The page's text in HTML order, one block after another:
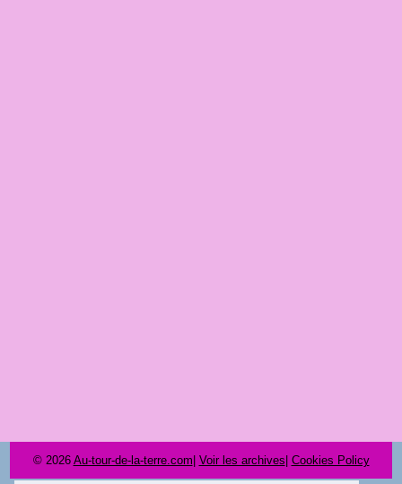
© 2026 Au-tour-de-la-terre.com Voir les archives Cookies Policy